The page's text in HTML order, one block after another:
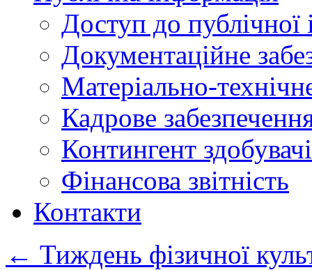
Доступ до публічної
Документаційне
Матеріально-
Кадрове
Контингент
Фінансова звітність
Контакти
← Тиждень фізичної